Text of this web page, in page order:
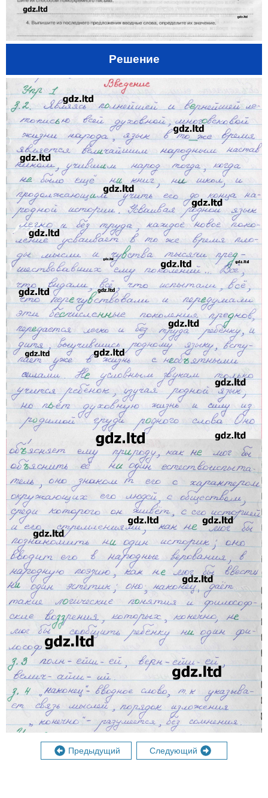
Решение
Предыдущий Следующий